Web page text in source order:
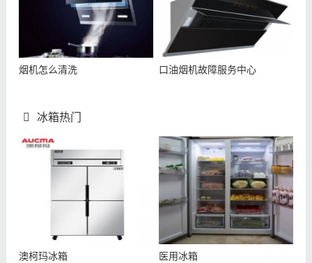
烟机怎么清洗 口油烟机故障服务中心
冰箱热门
澳柯玛冰箱 医用冰箱